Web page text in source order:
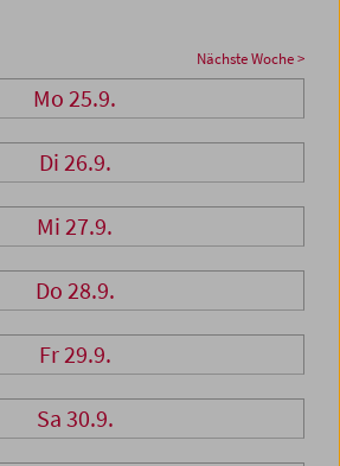
Nächste Woche >
Mo 25.9.
Di 26.9.
Mi 27.9.
Do 28.9.
Fr 29.9.
Sa 30.9.